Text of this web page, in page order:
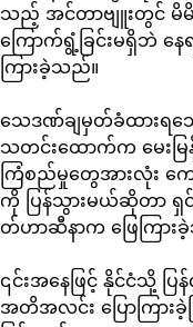
သည့် အင်တာဗျူးတွင် မိ
ကြောက်ရွံ့ခြင်းမရှိဘဲ နေ
ကြားခဲ့သည်။
သေဒဏ်ချမှတ်ခံထားရသ
သတင်းထောက်က မေးမြ
ကြံစည်မှုတွေအားလုံး ကျ
ကို ပြန်သွားမယ်ဆိုတာ ရှင်
တ်ဟာဆီနာက ဖြေကြား
၎င်းအနေဖြင့် နိုင်ငံသို့
အတိအလင်း ပြောကြား